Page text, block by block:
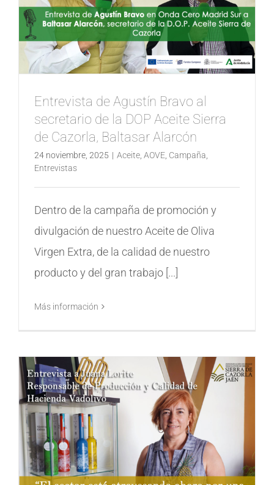
Entrevista de Agustín Bravo al
secretario de la DOP Aceite Sierra
de Cazorla, Baltasar Alarcón
24 noviembre, 2025 | Aceite, AOVE, Campaña,
Entrevistas
Dentro de la campaña de promoción y
divulgación de nuestro Aceite de Oliva
Virgen Extra, de la calidad de nuestro
producto y del gran trabajo [...]
Más información